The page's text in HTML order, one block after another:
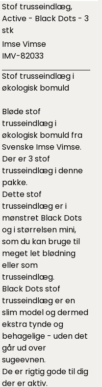
Stof trusseindlæg,
Active - Black Dots - 3
stk
Imse Vimse
IMV-82033
Stof trusseindlæg i
økologisk bomuld
Bløde stof
trusseindlæg i
økologisk bomuld fra
Svenske Imse Vimse.
Der er 3 stof
trusseindlæg i denne
pakke.
Dette stof
trusseindlæg er i
mønstret Black Dots
og i størrelsen mini,
som du kan bruge til
meget let blødning
eller som
trusseindlæg.
Black Dots stof
trusseindlæg er en
slim model og dermed
ekstra tynde og
behagelige - uden det
går ud over
sugeevnen.
De er rigtig gode til dig
der er aktiv.